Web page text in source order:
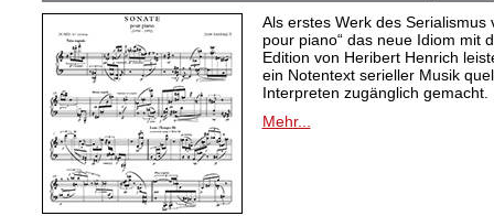
Als erstes Werk des Serialismus
pour piano“ das neue Idiom mit
Edition von Heribert Henrich
ein Notentext serieller Musik
Interpreten zugänglich gemacht.
Mehr...